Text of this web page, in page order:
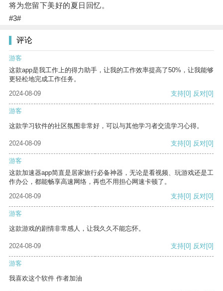
将为您留下美好的夏日回忆。
#3#
评论
游客
这款app是我工作上的得力助手，让我的工作效率提高了50%，让我能够
更轻松地完成工作任务。
2024-08-09
支持[0] 反对[0]
游客
这款学习软件的社区氛围非常好，可以与其他学习者交流学习心得。
2024-08-09 支持[0] 反对[0]
游客
这款加速器app简直是居家旅行必备神器，无论是看视频、玩游戏还是工
作办公，都能畅享高速网络，再也不用担心网速卡顿了。
2024-08-09
支持[0] 反对[0]
游客
这款游戏的剧情非常感人，让我久久不能忘怀。
2024-08-09 支持[0] 反对[0]
游客
我喜欢这个软件 作者加油